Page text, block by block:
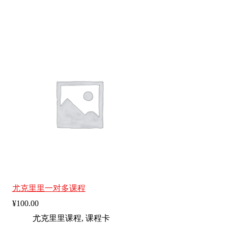
尤克里里一对多课程
¥100.00
尤克里里课程, 课程卡